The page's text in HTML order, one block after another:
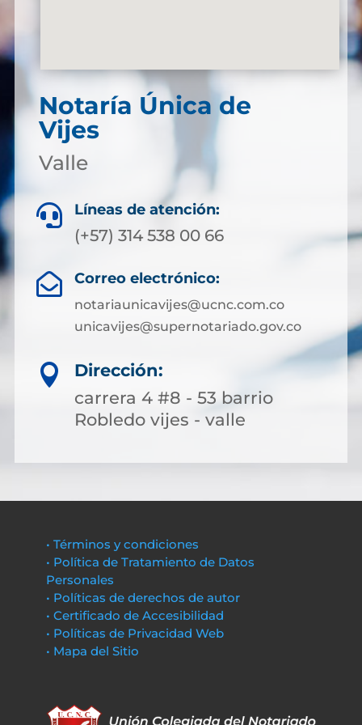
Notaría Única de
Vijes
Valle
 Líneas de atención:
(+57) 314 538 00 66
 Correo electrónico:
notariaunicavijes@ucnc.com.co
unicavijes@supernotariado.gov.co

Dirección:
carrera 4 #8 - 53 barrio
Robledo vijes - valle
• Términos y condiciones
• Política de Tratamiento de Datos
Personales
• Políticas de derechos de autor
• Certificado de Accesibilidad
• Políticas de Privacidad Web
• Mapa del Sitio